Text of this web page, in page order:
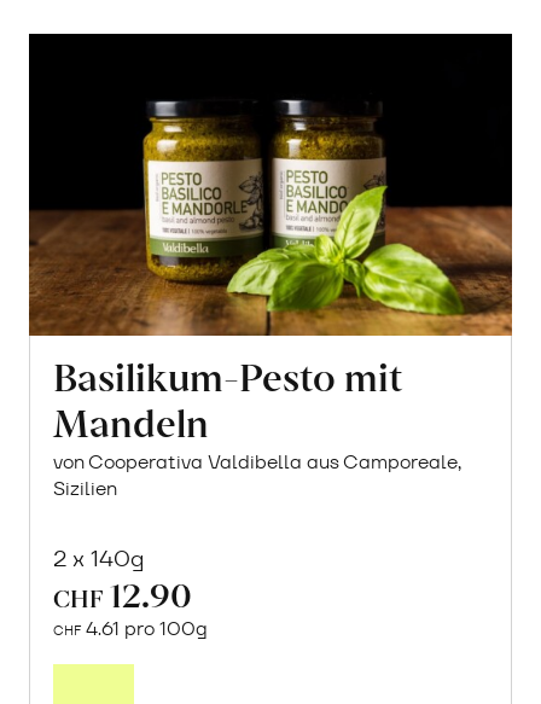
Basilikum-Pesto mit
Mandeln
von Cooperativa Valdibella aus Camporeale,
Sizilien
2 x 140g
CHF 12.90
CHF 4.61 pro 100g